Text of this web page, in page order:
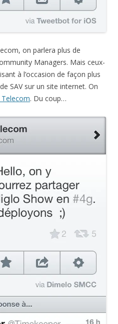
on parlera plus de
Managers. Mais ceux-
à l’occasion de façon plus
SAV sur un site internet. On
. Du coup…